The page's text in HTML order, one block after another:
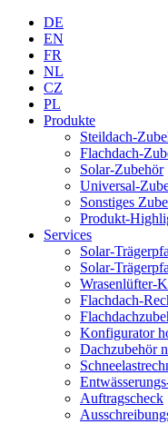
DE
EN
FR
NL
CZ
PL
Produkte
Steildach-
Flachdach-
Solar-Zubehör
Universal-
Sonstiges
Produkt-
Services
Solar-
Solar-
Wrasenlüfter-
Flachdach-
Konfigurator
Dachzubehör
Auftragscheck